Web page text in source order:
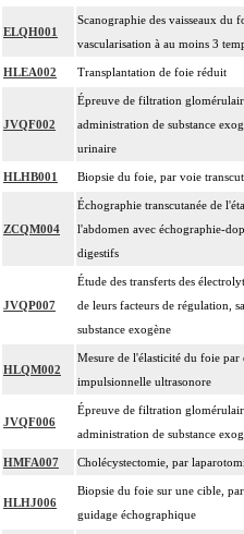
ELQH001
Scanographie des vaisseaux du
vascularisation à au moins 3
HLEA002 Transplantation de foie réduit
JVQF002
Épreuve de filtration
administration de substance
urinaire
HLHB001 Biopsie du foie, par voie
ZCQM004
Échographie transcutanée de
l'abdomen avec échographie-
digestifs
JVQP007
Étude des transferts des
de leurs facteurs de régulation,
substance exogène
HLQM002
Mesure de l'élasticité du foie par
impulsionnelle ultrasonore
JVQF006
Épreuve de filtration
administration de substance
HMFA007 Cholécystectomie, par
HLHJ006
Biopsie du foie sur une cible,
guidage échographique